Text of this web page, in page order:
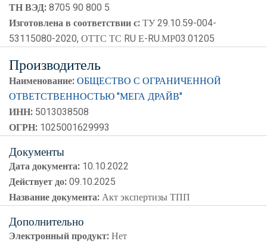
ТН ВЭД:8705 90 800 5
Изготовлена в соответствии с:ТУ 29.10.59-004-
53115080-2020, ОТТС ТС RU Е-RU.МР03.01205
Производитель
Наименование:ОБЩЕСТВО С ОГРАНИЧЕННОЙ
ОТВЕТСТВЕННОСТЬЮ "МЕГА ДРАЙВ"
ИНН: 5013038508
ОГРН: 1025001629993
Документы
Дата документа: 10.10.2022
Действует до:09.10.2025
Название документа:Акт экспертизы ТПП
Дополнительно
Электронный продукт:Нет